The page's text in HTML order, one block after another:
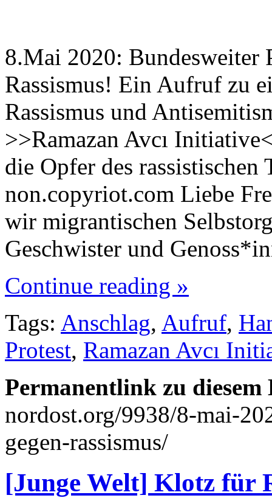
8.Mai 2020: Bundesweiter
Rassismus! Ein Aufruf zu
Rassismus und
>>Ramazan Avcı
die Opfer des
non.copyriot.com Liebe
wir migrantischen
Geschwister und
Continue reading »
Tags: Anschlag, Aufruf,
Protest, Ramazan Avcı
Permanentlink zu
nordost.org/9938/8-mai-
gegen-rassismus/
[Junge Welt] Klotz für